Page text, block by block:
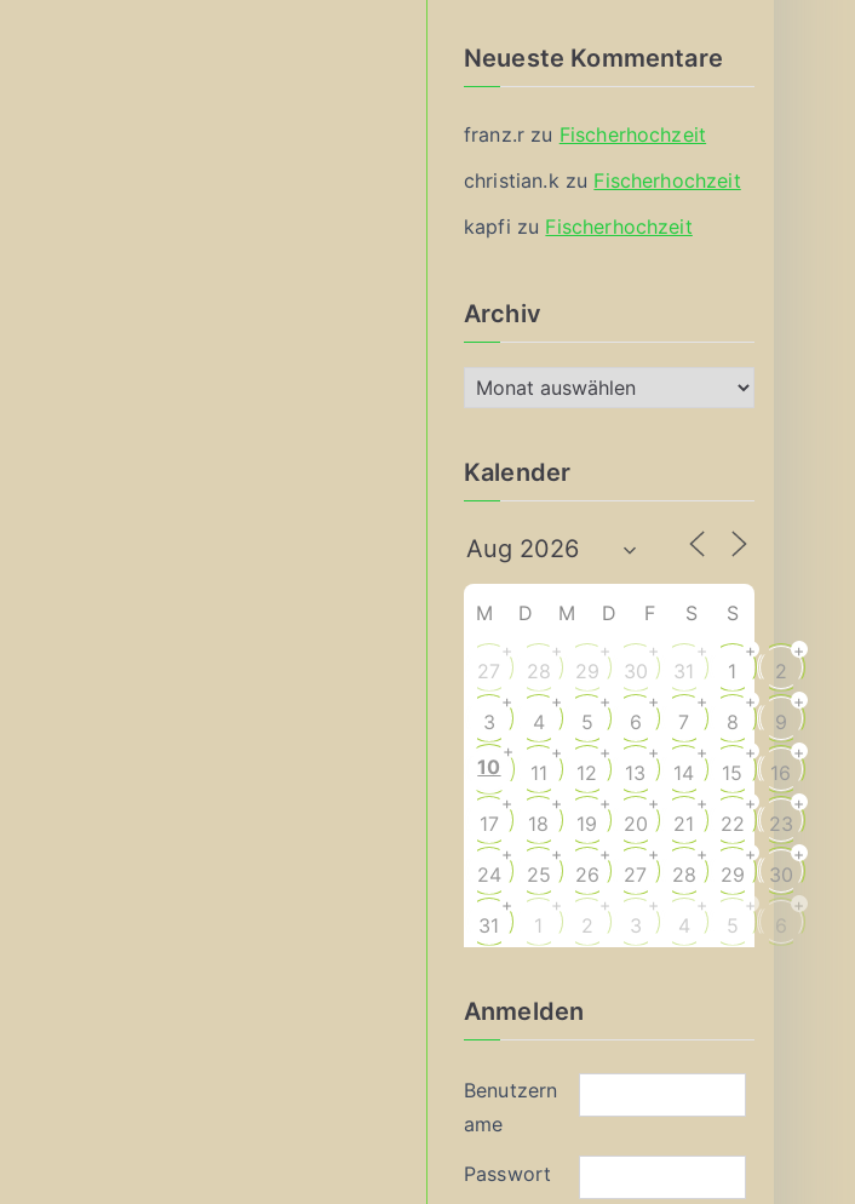
Neueste Kommentare
franz.r zu Fischerhochzeit
christian.k zu Fischerhochzeit
kapfi zu Fischerhochzeit
Archiv
r
h
v
Kalender
M D M D F S S
27
+
28
+
29
+
30
+
31
+
1
+
2
+
3
+
4
+
5
+
6
+
7
+
8
+
9
+
10
+
11
+
12
+
13
+
14
+
15
+
16
+
17
+
18
+
19
+
20
+
21
+
22
+
23
+
24
+
25
+
26
+
27
+
28
+
29
+
30
+
31
+
1
+
2
+
3
+
4
+
5
+
6
+
Anmelden
Benutzern
ame
Passwort